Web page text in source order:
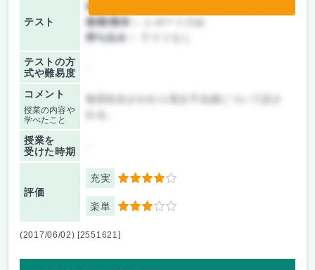
テスト
前期/中間：
後期/期末：
持ち込み：
テストの方
式や難易度
コメント
授業の内容や
学べたこと
毎回先生がかわり高分子合成について話さ
授業を
受けた時期
評価
充実 4
楽単 3
(2017/06/02) [2551621]